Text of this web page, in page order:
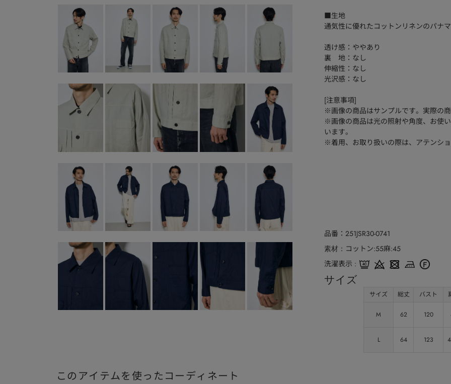
■生地
通気性に優れたコットンリネンのパナ
透け感：ややあり
裏 地：なし
伸縮性：なし
光沢感：なし
[注意事項]
※画像の商品はサンプルです。実際の
※画像の商品は光の照射や角度、お使
います。
※着用、お取り扱いの際は、アテンシ
品番 251JSR30-0741
素材
コットン:55麻:45
洗濯表示
サイズ
サイズ 総丈 バスト
M 62 120
L 64 123
このアイテムを使ったコーディネート